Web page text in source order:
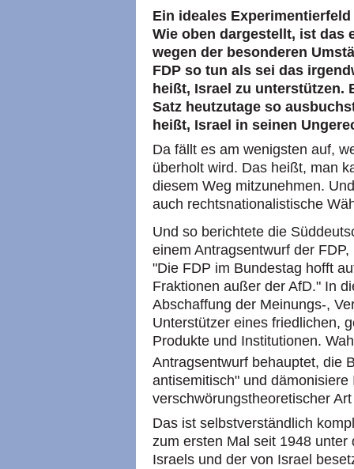
Ein ideales
Wie oben dargestellt, ist das
wegen der besonderen
FDP so tun als sei das
heißt, Israel zu
Satz heutzutage so
heißt, Israel in seinen
Da fällt es am wenigsten auf,
überholt wird. Das heißt, man
diesem Weg mitzunehmen.
auch rechtsnationalistische
Und so berichtete die
einem Antragsentwurf der
"Die FDP im Bundestag hofft
Fraktionen außer der AfD." In
Abschaffung der Meinungs-,
Unterstützer eines friedlichen,
Produkte und Institutionen.
Antragsentwurf behauptet, die
antisemitisch" und
verschwörungstheoretischer
Das ist selbstverständlich
zum ersten Mal seit 1948
Israels und der von Israel